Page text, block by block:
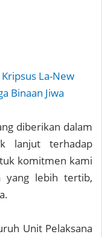
La-New
Binaan Jiwa
diberikan dalam
lanjut terhadap
komitmen kami
yang lebih tertib,
Unit Pelaksana